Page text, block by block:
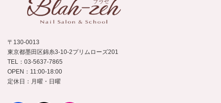
〒130-0013
東京都墨田区錦糸3-10-2プリムローズ201
TEL：03-5637-7865
OPEN：11:00-18:00
定休日：月曜・日曜